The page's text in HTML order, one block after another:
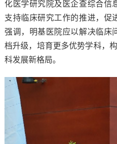
化医学研究院及医企查综合信
支持临床研究工作的推进，促
强调，明基医院应以解决临床
档升级，培育更多优势学科，
科发展新格局。